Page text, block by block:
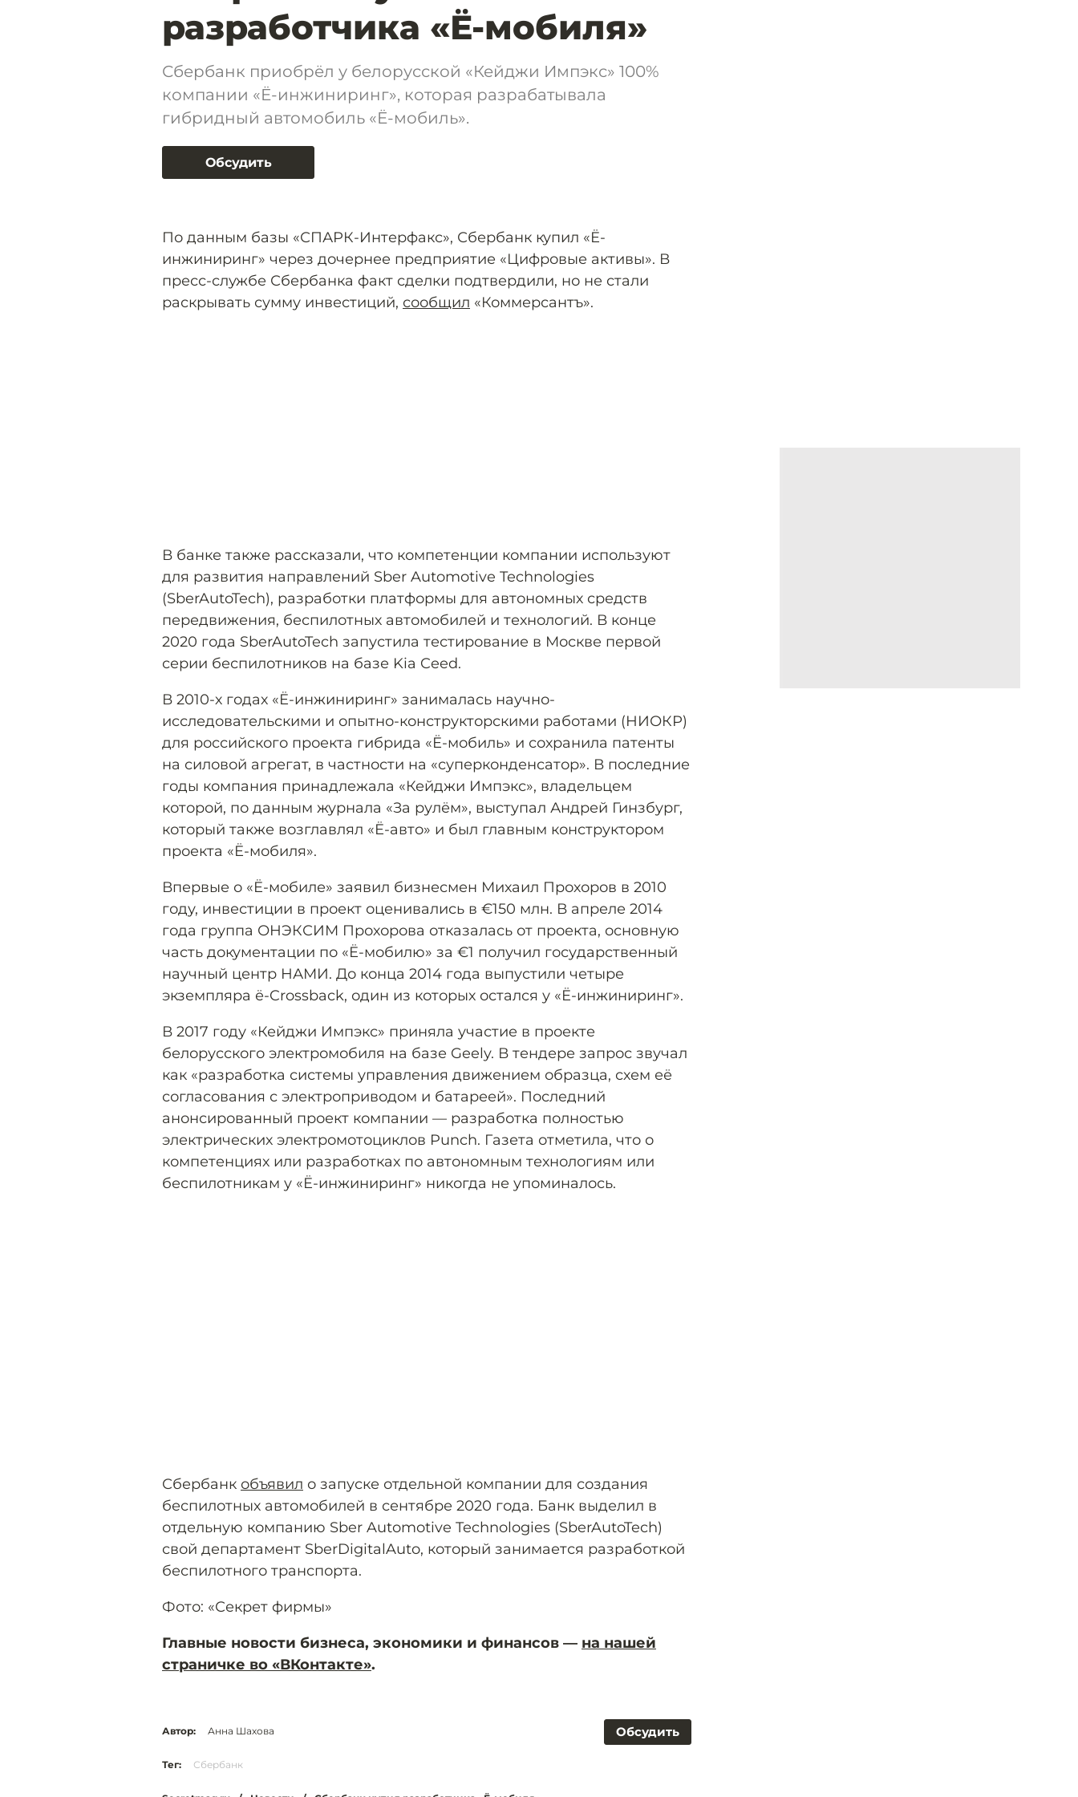
разработчика «Ё-мобиля»
Сбербанк приобрёл у белорусской «Кейджи Импэкс» 100%
компании «Ё-инжиниринг», которая разрабатывала
гибридный автомобиль «Ё-мобиль».
Обсудить
По данным базы «СПАРК-Интерфакс», Сбербанк купил «Ё-
инжиниринг» через дочернее предприятие «Цифровые активы». В
пресс-службе Сбербанка факт сделки подтвердили, но не стали
раскрывать сумму инвестиций, сообщил «Коммерсантъ».
В банке также рассказали, что компетенции компании используют
для развития направлений Sber Automotive Technologies
(SberAutoTech), разработки платформы для автономных средств
передвижения, беспилотных автомобилей и технологий. В конце
2020 года SberAutoTech запустила тестирование в Москве первой
серии беспилотников на базе Kia Ceed.
В 2010-х годах «Ё-инжиниринг» занималась научно-
исследовательскими и опытно-конструкторскими работами (НИОКР)
для российского проекта гибрида «Ё-мобиль» и сохранила патенты
на силовой агрегат, в частности на «суперконденсатор». В последние
годы компания принадлежала «Кейджи Импэкс», владельцем
которой, по данным журнала «За рулём», выступал Андрей Гинзбург,
который также возглавлял «Ё-авто» и был главным конструктором
проекта «Ё-мобиля».
Впервые о «Ё-мобиле» заявил бизнесмен Михаил Прохоров в 2010
году, инвестиции в проект оценивались в €150 млн. В апреле 2014
года группа ОНЭКСИМ Прохорова отказалась от проекта, основную
часть документации по «Ё-мобилю» за €1 получил государственный
научный центр НАМИ. До конца 2014 года выпустили четыре
экземпляра ё-Crossback, один из которых остался у «Ё-инжиниринг».
В 2017 году «Кейджи Импэкс» приняла участие в проекте
белорусского электромобиля на базе Geely. В тендере запрос звучал
как «разработка системы управления движением образца, схем её
согласования с электроприводом и батареей». Последний
анонсированный проект компании — разработка полностью
электрических электромотоциклов Punch. Газета отметила, что о
компетенциях или разработках по автономным технологиям или
беспилотникам у «Ё-инжиниринг» никогда не упоминалось.
Сбербанк объявил о запуске отдельной компании для создания
беспилотных автомобилей в сентябре 2020 года. Банк выделил в
отдельную компанию Sber Automotive Technologies (SberAutoTech)
свой департамент SberDigitalAuto, который занимается разработкой
беспилотного транспорта.
Фото: «Секрет фирмы»
Главные новости бизнеса, экономики и финансов — на нашей
страничке во «ВКонтакте».
Обсудить
Автор: Анна Шахова
Тег: Сбербанк